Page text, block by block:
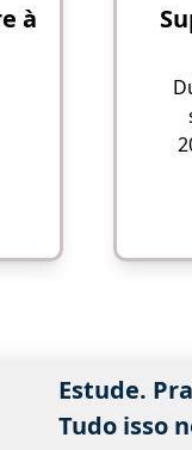
à
Estude.
Tudo isso